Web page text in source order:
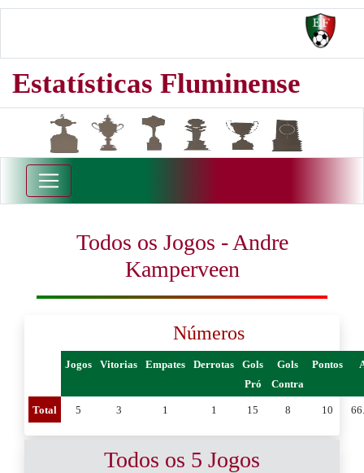
Estatísticas Fluminense
Todos os Jogos - Andre
Kamperveen
Números
Jogos Vitorias Empates Derrotas
Gols
Pró
Gols
Contra
Pontos
Total 5 3 1 1 15 8 10
Todos os 5 Jogos